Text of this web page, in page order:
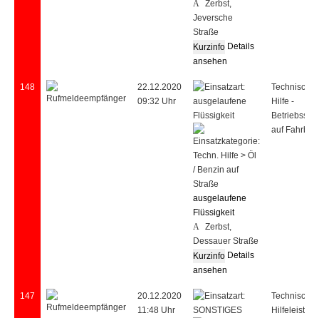
Zerbst,
Jeversche
Straße
Details
ansehen
148
22.12.2020
09:32 Uhr
ausgelaufene
Flüssigkeit
Zerbst,
Dessauer Straße
Details
ansehen
Technische
Hilfe -
auf
147
20.12.2020
11:48 Uhr
Technische